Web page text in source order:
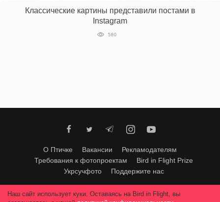
Классические картины представили постами в
Instagram
580
О Птичке Вакансии
Рекламодателям
Требования к фотопроектам
Bird in Flight Prize
Укрсучфото
Поддержите нас
Любое использование материалов допускается только с согласия
Наш сайт использует куки. Оставаясь на Bird in Flight, вы